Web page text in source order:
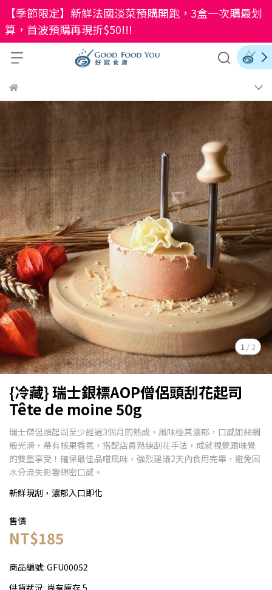
【季節限定】新鮮法國淡菜預購開跑，3盒一次購最划
算，首波預購再現折$50!!!
1 / 2
{冷藏} 瑞士銀標AOP僧侶頭刮花起司
Tête de moine 50g
瑞士僧侶頭起司至少經過3個月的熟成，風味極其濃郁，口感如絲綢
般光滑，帶有核果香氣，搭配店員熟練刮花手法，成就視覺跟味覺
的雙重享受！確保最佳品嚐風味，強烈建議2天內食用完畢，避免因
水分流失影響綿密口感。
新鮮現刮，濃郁入口即化
售價
NT$185
商品編號: GFU00052
供貨狀況: 尚有庫存 5